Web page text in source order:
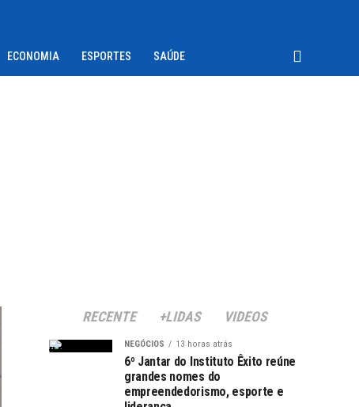
ECONOMIA ESPORTES SAÚDE
RECENTE +LIDAS VIDEOS
NEGÓCIOS 13 horas atrás
6º Jantar do Instituto Êxito reúne
grandes nomes do
empreendedorismo, esporte e